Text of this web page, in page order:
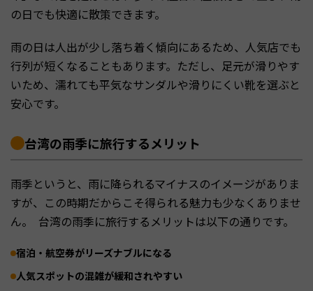
の日でも快適に散策できます。
雨の日は人出が少し落ち着く傾向にあるため、人気店でも
行列が短くなることもあります。ただし、足元が滑りやす
いため、濡れても平気なサンダルや滑りにくい靴を選ぶと
安心です。
台湾の雨季に旅行するメリット
雨季というと、雨に降られるマイナスのイメージがありま
すが、この時期だからこそ得られる魅力も少なくありませ
ん。 台湾の雨季に旅行するメリットは以下の通りです。
宿泊・航空券がリーズナブルになる
人気スポットの混雑が緩和されやすい